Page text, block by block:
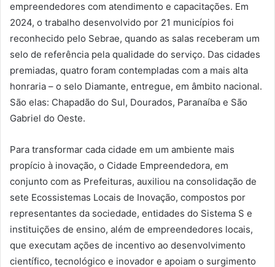
empreendedores com atendimento e capacitações. Em
2024, o trabalho desenvolvido por 21 municípios foi
reconhecido pelo Sebrae, quando as salas receberam um
selo de referência pela qualidade do serviço. Das cidades
premiadas, quatro foram contempladas com a mais alta
honraria – o selo Diamante, entregue, em âmbito nacional.
São elas: Chapadão do Sul, Dourados, Paranaíba e São
Gabriel do Oeste.
Para transformar cada cidade em um ambiente mais
propício à inovação, o Cidade Empreendedora, em
conjunto com as Prefeituras, auxiliou na consolidação de
sete Ecossistemas Locais de Inovação, compostos por
representantes da sociedade, entidades do Sistema S e
instituições de ensino, além de empreendedores locais,
que executam ações de incentivo ao desenvolvimento
científico, tecnológico e inovador e apoiam o surgimento